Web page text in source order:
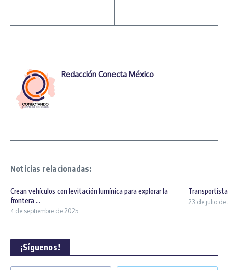
Redacción Conecta México
Noticias relacionadas:
Crean vehículos con levitación lumínica para explorar la
frontera ...
4 de septiembre de 2025
23 de julio de
¡Síguenos!